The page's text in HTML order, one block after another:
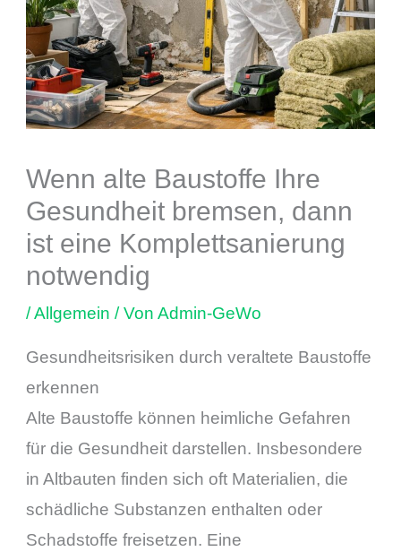
Wenn alte Baustoffe Ihre
Gesundheit bremsen, dann
ist eine Komplettsanierung
notwendig
/Allgemein / VonAdmin-GeWo
Gesundheitsrisiken durch veraltete Baustoffe
erkennen
Alte Baustoffe können heimliche Gefahren
für die Gesundheit darstellen. Insbesondere
in Altbauten finden sich oft Materialien, die
schädliche Substanzen enthalten oder
Schadstoffe freisetzen. Eine